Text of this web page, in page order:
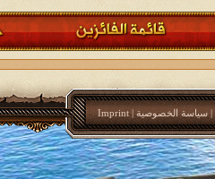
| سیاسة الخصوصیة |
Imprint